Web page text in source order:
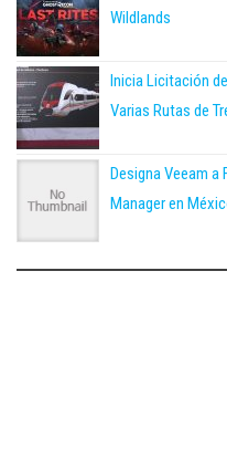
Wildlands
Inicia Licitación
Varias Rutas de
Designa Veeam
Manager en